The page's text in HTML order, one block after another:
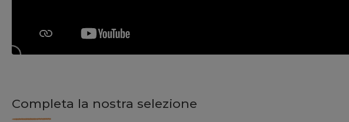
Completa la nostra selezione